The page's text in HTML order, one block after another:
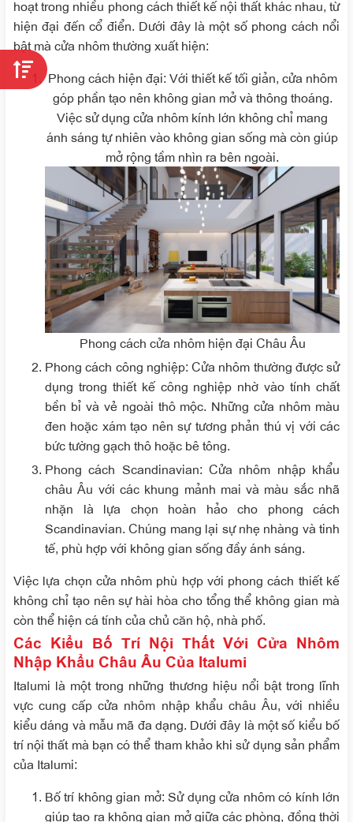
hoạt trong nhiều phong cách thiết kế nội thất khác nhau, từ
hiện đại đến cổ điển. Dưới đây là một số phong cách nổi
bật mà cửa nhôm thường xuất hiện:
Phong cách hiện đại: Với thiết kế tối giản, cửa nhôm
góp phần tạo nên không gian mở và thông thoáng.
Việc sử dụng cửa nhôm kính lớn không chỉ mang
ánh sáng tự nhiên vào không gian sống mà còn giúp
mở rộng tầm nhìn ra bên ngoài.
Phong cách cửa nhôm hiện đại Châu Âu
Phong cách công nghiệp: Cửa nhôm thường được sử
dụng trong thiết kế công nghiệp nhờ vào tính chất
bền bỉ và vẻ ngoài thô mộc. Những cửa nhôm màu
đen hoặc xám tạo nên sự tương phản thú vị với các
bức tường gạch thô hoặc bê tông.
Phong cách Scandinavian: Cửa nhôm nhập khẩu
châu Âu với các khung mảnh mai và màu sắc nhã
nhặn là lựa chọn hoàn hảo cho phong cách
Scandinavian. Chúng mang lại sự nhẹ nhàng và tinh
tế, phù hợp với không gian sống đầy ánh sáng.
Việc lựa chọn cửa nhôm phù hợp với phong cách thiết kế
không chỉ tạo nên sự hài hòa cho tổng thể không gian mà
còn thể hiện cá tính của chủ căn hộ, nhà phố.
Các Kiểu Bố Trí Nội Thất Với Cửa Nhôm
Nhập Khẩu Châu Âu Của Italumi
Italumi là một trong những thương hiệu nổi bật trong lĩnh
vực cung cấp cửa nhôm nhập khẩu châu Âu, với nhiều
kiểu dáng và mẫu mã đa dạng. Dưới đây là một số kiểu bố
trí nội thất mà bạn có thể tham khảo khi sử dụng sản phẩm
của Italumi:
Bố trí không gian mở: Sử dụng cửa nhôm có kính lớn
giúp tạo ra không gian mở giữa các phòng, đồng thời